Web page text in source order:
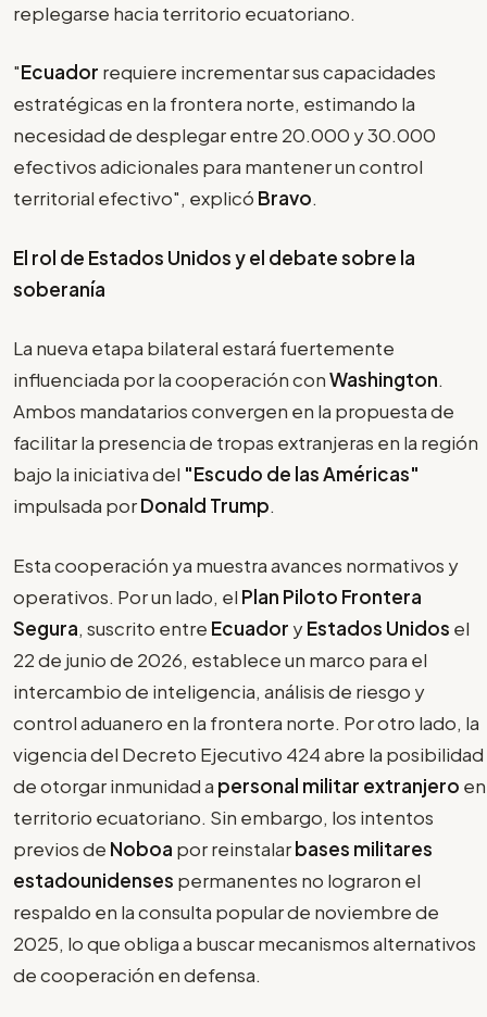
replegarse hacia territorio ecuatoriano.
"Ecuador requiere incrementar sus capacidades
estratégicas en la frontera norte, estimando la
necesidad de desplegar entre 20.000 y 30.000
efectivos adicionales para mantener un control
territorial efectivo", explicó Bravo.
El rol de Estados Unidos y el debate sobre la
soberanía
La nueva etapa bilateral estará fuertemente
influenciada por la cooperación conWashington.
Ambos mandatarios convergen en la propuesta de
facilitar la presencia de tropas extranjeras en la región
bajo la iniciativa del "Escudo de las Américas"
impulsada porDonald Trump.
Esta cooperación ya muestra avances normativos y
operativos. Por un lado, el Plan Piloto Frontera
Segura, suscrito entre Ecuador yEstados Unidos el
22 de junio de 2026, establece un marco para el
intercambio de inteligencia, análisis de riesgo y
control aduanero en la frontera norte. Por otro lado, la
vigencia del Decreto Ejecutivo 424 abre la posibilidad
de otorgar inmunidad a personal militar extranjero en
territorio ecuatoriano. Sin embargo, los intentos
previos de Noboa por reinstalarbases militares
estadounidenses permanentes no lograron el
respaldo en la consulta popular de noviembre de
2025, lo que obliga a buscar mecanismos alternativos
de cooperación en defensa.